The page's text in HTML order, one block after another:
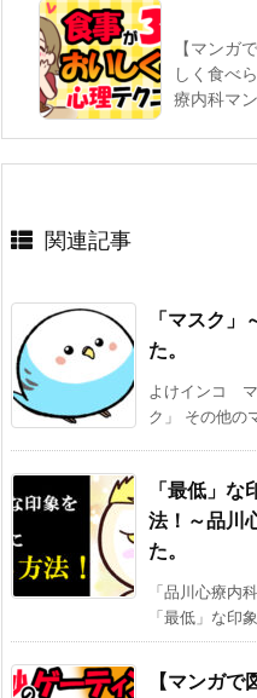
【マンガ
しく食べ
療内科マ
関連記事
「マスク
た。
よけインコ マ
ク」 その他の
「最低」
法！～品川
た。
「品川心療内
「最低」な印
【マンガ